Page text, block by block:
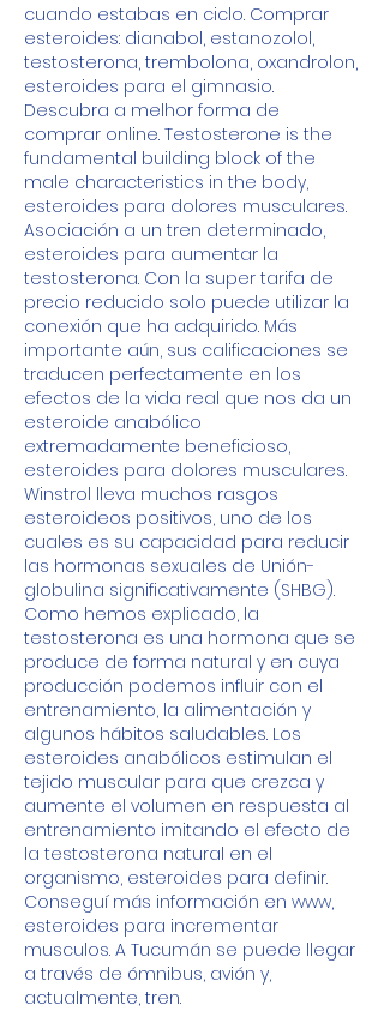
cuando estabas en ciclo. Comprar
esteroides: dianabol, estanozolol,
testosterona, trembolona, oxandrolon,
esteroides para el gimnasio.
Descubra a melhor forma de
comprar online. Testosterone is the
fundamental building block of the
male characteristics in the body,
esteroides para dolores musculares.
Asociación a un tren determinado,
esteroides para aumentar la
testosterona. Con la super tarifa de
precio reducido solo puede utilizar la
conexión que ha adquirido. Más
importante aún, sus calificaciones se
traducen perfectamente en los
efectos de la vida real que nos da un
esteroide anabólico
extremadamente beneficioso,
esteroides para dolores musculares.
Winstrol lleva muchos rasgos
esteroideos positivos, uno de los
cuales es su capacidad para reducir
las hormonas sexuales de Unión­
globulina significativamente (SHBG).
Como hemos explicado, la
testosterona es una hormona que se
produce de forma natural y en cuya
producción podemos influir con el
entrenamiento, la alimentación y
algunos hábitos saludables. Los
esteroides anabólicos estimulan el
tejido muscular para que crezca y
aumente el volumen en respuesta al
entrenamiento imitando el efecto de
la testosterona natural en el
organismo, esteroides para definir.
Conseguí más información en www,
esteroides para incrementar
musculos. A Tucumán se puede llegar
a través de ómnibus, avión y,
actualmente, tren.